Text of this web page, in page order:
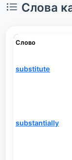
Слова
Слово
substitute
substantially